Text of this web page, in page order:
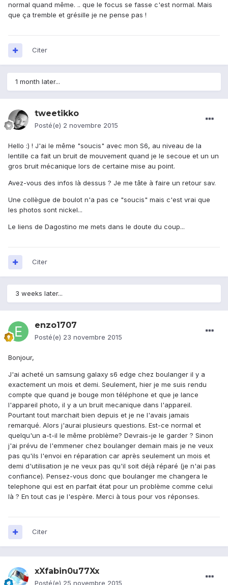
normal quand même. .. que le focus se fasse c'est normal. Mais
que ça tremble et grésille je ne pense pas !
Citer
1 month later...
tweetikko
Posté(e) 2 novembre 2015
Hello :) ! J'ai le même "soucis" avec mon S6, au niveau de la
lentille ca fait un bruit de mouvement quand je le secoue et un un
gros bruit mécanique lors de certaine mise au point.
Avez-vous des infos là dessus ? Je me tâte à faire un retour sav.
Une collègue de boulot n'a pas ce "soucis" mais c'est vrai que
les photos sont nickel...
Le liens de Dagostino me mets dans le doute du coup...
Citer
3 weeks later...
enzo1707
Posté(e) 23 novembre 2015
Bonjour,
J'ai acheté un samsung galaxy s6 edge chez boulanger il y a
exactement un mois et demi. Seulement, hier je me suis rendu
compte que quand je bouge mon téléphone et que je lance
l'appareil photo, il y a un bruit mecanique dans l'appareil.
Pourtant tout marchait bien depuis et je ne l'avais jamais
remarqué. Alors j'aurai plusieurs questions. Est-ce normal et
quelqu'un a-t-il le même problème? Devrais-je le garder ? Sinon
j'ai prévu de l'emmener chez boulanger demain mais je ne veux
pas qu'ils l'envoi en réparation car après seulement un mois et
demi d'utilisation je ne veux pas qu'il soit déjà réparé (je n'ai pas
confiance). Pensez-vous donc que boulanger me changera le
telephone qui est en parfait état pour un problème comme celui
là ? En tout cas je l'espère. Merci à tous pour vos réponses.
Citer
xXfabin0u77Xx
Posté(e) 25 novembre 2015